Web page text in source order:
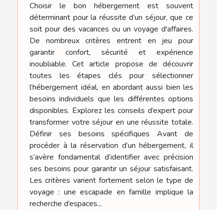
Choisir le bon hébergement est souvent
déterminant pour la réussite d’un séjour, que ce
soit pour des vacances ou un voyage d'affaires.
De nombreux critères entrent en jeu pour
garantir confort, sécurité et expérience
inoubliable. Cet article propose de découvrir
toutes les étapes clés pour sélectionner
l’hébergement idéal, en abordant aussi bien les
besoins individuels que les différentes options
disponibles. Explorez les conseils d’expert pour
transformer votre séjour en une réussite totale.
Définir ses besoins spécifiques Avant de
procéder à la réservation d’un hébergement, il
s’avère fondamental d’identifier avec précision
ses besoins pour garantir un séjour satisfaisant.
Les critères varient fortement selon le type de
voyage : une escapade en famille implique la
recherche d’espaces...